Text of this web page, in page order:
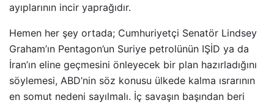
ayıplarının incir yaprağıdır.
Hemen her şey ortada; Cumhuriyetçi Senatör Lindsey
Graham’ın Pentagon’un Suriye petrolünün IŞİD ya da
İran’ın eline geçmesini önleyecek bir plan hazırladığını
söylemesi, ABD’nin söz konusu ülkede kalma ısrarının
en somut nedeni sayılmalı. İç savaşın başından beri